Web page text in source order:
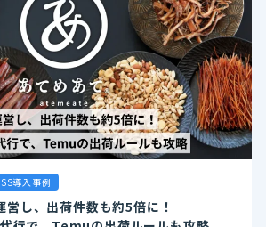
導入事例
営し、出荷件数も約5倍に！